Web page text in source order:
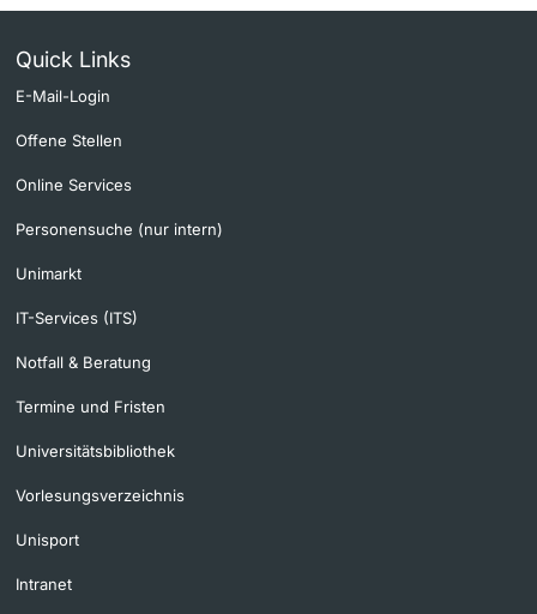
Quick Links
E-Mail-Login
Offene Stellen
Online Services
Personensuche (nur intern)
Unimarkt
IT-Services (ITS)
Notfall & Beratung
Termine und Fristen
Universitätsbibliothek
Vorlesungsverzeichnis
Unisport
Intranet